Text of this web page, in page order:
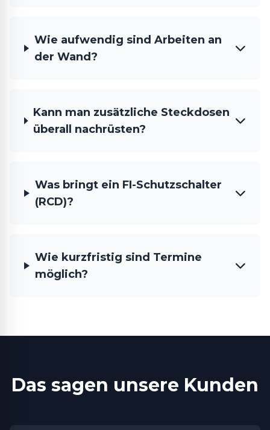
Wie aufwendig sind Arbeiten an
der Wand?
Kann man zusätzliche Steckdosen
überall nachrüsten?
Was bringt ein FI-Schutzschalter
(RCD)?
Wie kurzfristig sind Termine
möglich?
Das sagen unsere Kunden